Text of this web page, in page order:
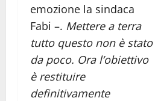
emozione la sindaca
Fabi –. Mettere a terra
tutto questo non è stato
da poco. Ora l’obiettivo
è restituire
definitivamente